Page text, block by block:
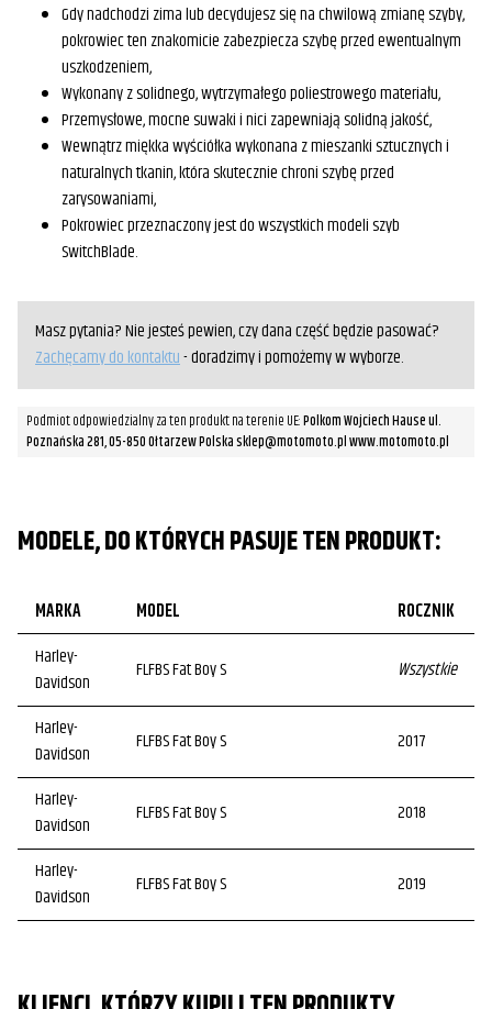
Gdy nadchodzi zima lub decydujesz się na chwilową zmianę szyby,
pokrowiec ten znakomicie zabezpiecza szybę przed ewentualnym
uszkodzeniem,
Wykonany z solidnego, wytrzymałego poliestrowego materiału,
Przemysłowe, mocne suwaki i nici zapewniają solidną jakość,
Wewnątrz miękka wyściółka wykonana z mieszanki sztucznych i
naturalnych tkanin, która skutecznie chroni szybę przed
zarysowaniami,
Pokrowiec przeznaczony jest do wszystkich modeli szyb
SwitchBlade.
Masz pytania? Nie jesteś pewien, czy dana część będzie pasować?
Zachęcamy do kontaktu- doradzimy i pomożemy w wyborze.
Podmiot odpowiedzialny za ten produkt na terenie UE:Polkom Wojciech Hause ul.
Poznańska 281, 05-850 Ołtarzew Polska sklep@motomoto.pl www.motomoto.pl
MODELE, DO KTÓRYCH PASUJE TEN PRODUKT:
MARKA MODEL
ROCZNIK
Harley-
Davidson
FLFBS Fat Boy S Wszystkie
Harley-
Davidson
FLFBS Fat Boy S 2017
Harley-
Davidson
FLFBS Fat Boy S 2018
Harley-
Davidson
FLFBS Fat Boy S 2019